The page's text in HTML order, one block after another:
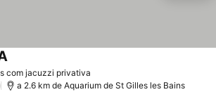
com jacuzzi privativa
a 2.6 km de Aquarium de St Gilles les Bains